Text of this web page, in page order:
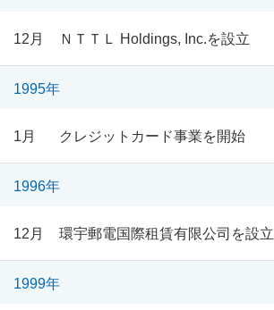
12月 ＮＴＴＬ Holdings, Inc.を設立
1995年
1月 クレジットカード事業を開始
1996年
12月 環宇郵電国際租賃有限公司を設立
1999年